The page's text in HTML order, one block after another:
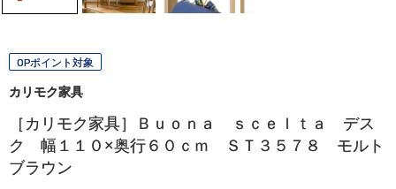
OPポイント対象
カリモク家具
［カリモク家具］Ｂｕｏｎａ ｓｃｅｌｔａ デス
ク 幅１１０×奥行６０ｃｍ ＳＴ３５７８ モルト
ブラウン